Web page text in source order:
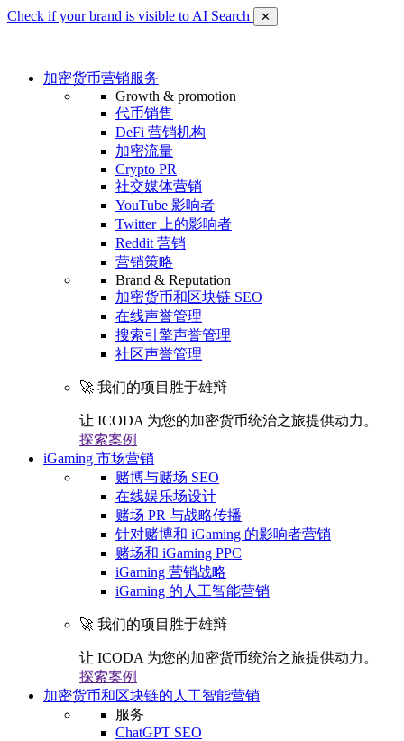
Check if your brand is visible to AI Search ✕
加密货币营销服务
Growth & promotion
代币销售
DeFi 营销机构
加密流量
Crypto PR
社交媒体营销
YouTube 影响者
Twitter 上的影响者
Reddit 营销
营销策略
Brand & Reputation
加密货币和区块链 SEO
在线声誉管理
搜索引擎声誉管理
社区声誉管理
🚀 我们的项目胜于雄辩
让 ICODA 为您的加密货币统治之旅提供动力。
探索案例
iGaming 市场营销
赌博与赌场 SEO
在线娱乐场设计
赌场 PR 与战略传播
针对赌博和 iGaming 的影响者营销
赌场和 iGaming PPC
iGaming 营销战略
iGaming 的人工智能营销
🚀 我们的项目胜于雄辩
让 ICODA 为您的加密货币统治之旅提供动力。
探索案例
加密货币和区块链的人工智能营销
服务
ChatGPT SEO